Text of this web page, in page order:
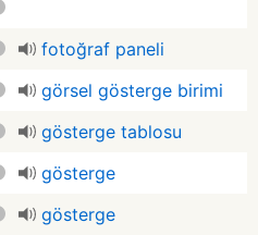
fotoğraf paneli
görsel gösterge birimi
gösterge tablosu
gösterge
gösterge